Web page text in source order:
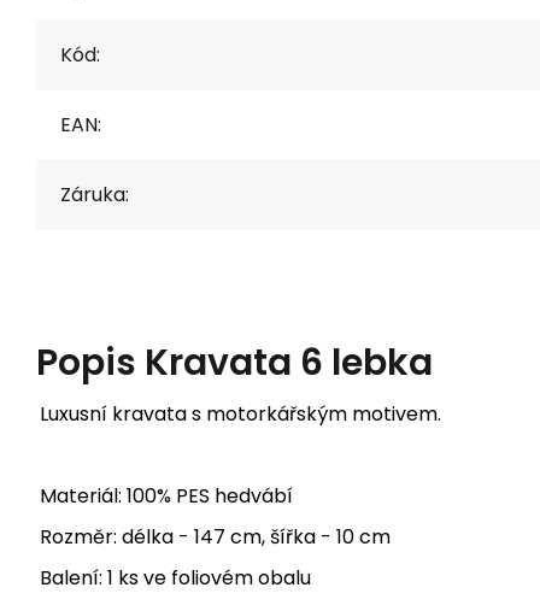
Kód:
EAN:
Záruka:
Popis Kravata 6 lebka
Luxusní kravata s motorkářským motivem.
Materiál: 100% PES hedvábí
Rozměr: délka - 147 cm, šířka - 10 cm
Balení: 1 ks ve foliovém obalu